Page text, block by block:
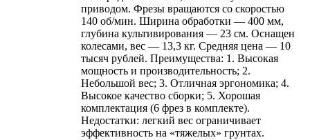
приводом. Фрезы вращаются со скоростью
140 об/мин. Ширина обработки — 400 мм,
глубина культивирования — 23 см. Оснащен
колесами, вес — 13,3 кг. Средняя цена — 10
тысяч рублей. Преимущества: 1. Высокая
мощность и производительность; 2.
Небольшой вес; 3. Отличная эргономика; 4.
Высокое качество сборки; 5. Хорошая
комплектация (6 фрез в комплекте).
Недостатки: легкий вес ограничивает
эффективность на «тяжелых» грунтах.